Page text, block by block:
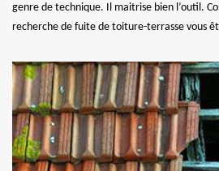
genre de technique. Il maitrise bien l’outil.
recherche de fuite de toiture-terrasse vous